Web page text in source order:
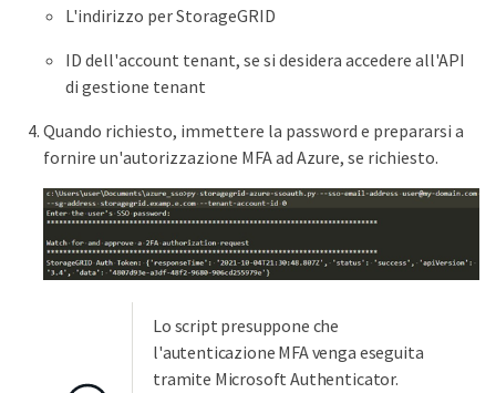
L'indirizzo per StorageGRID
ID dell'account tenant, se si desidera accedere all'API
di gestione tenant
Quando richiesto, immettere la password e prepararsi a
fornire un'autorizzazione MFA ad Azure, se richiesto.
Lo script presuppone che
l'autenticazione MFA venga eseguita
tramite Microsoft Authenticator.